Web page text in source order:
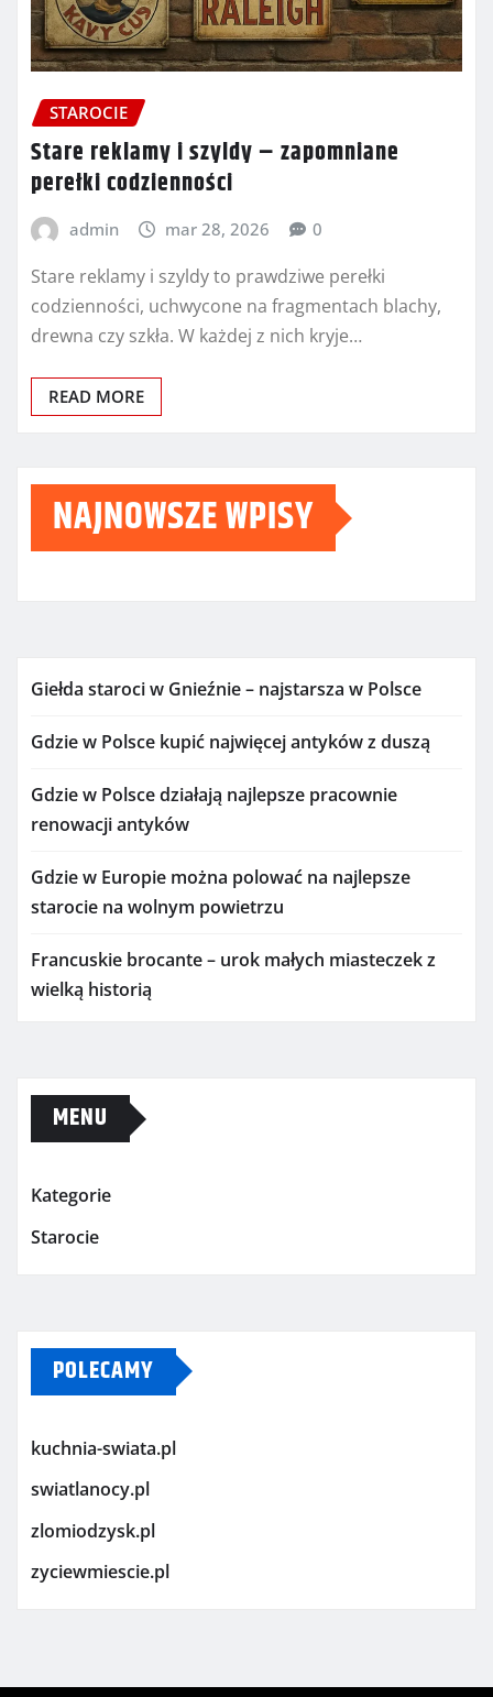
STAROCIE
Stare reklamy i szyldy – zapomniane
perełki codzienności
admin mar 28, 2026 0
Stare reklamy i szyldy to prawdziwe perełki
codzienności, uchwycone na fragmentach blachy,
drewna czy szkła. W każdej z nich kryje…
READ MORE
NAJNOWSZE WPISY
Giełda staroci w Gnieźnie – najstarsza w Polsce
Gdzie w Polsce kupić najwięcej antyków z duszą
Gdzie w Polsce działają najlepsze pracownie
renowacji antyków
Gdzie w Europie można polować na najlepsze
starocie na wolnym powietrzu
Francuskie brocante – urok małych miasteczek z
wielką historią
MENU
Kategorie
Starocie
POLECAMY
kuchnia-swiata.pl
swiatlanocy.pl
zlomiodzysk.pl
zyciewmiescie.pl